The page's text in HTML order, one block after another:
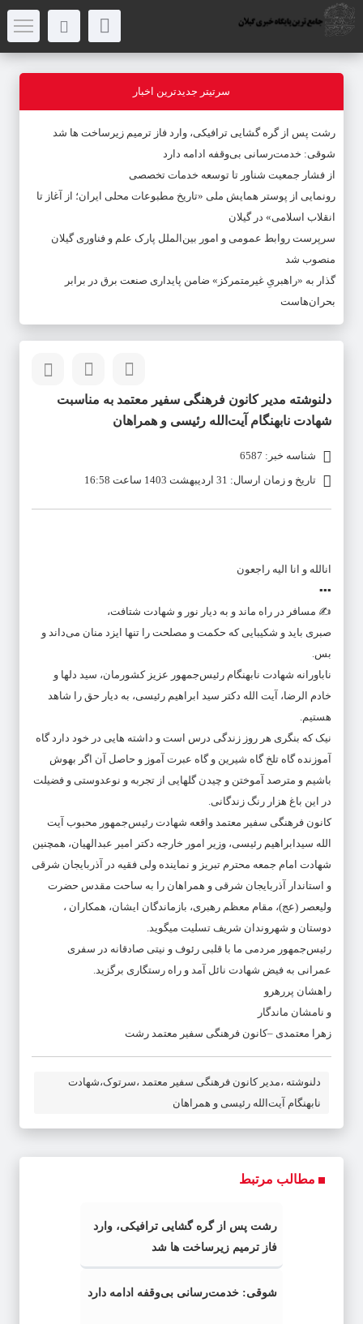
سرتیتر جدیدترین اخبار
رشت پس از گره گشایی ترافیکی، وارد فاز ترمیم زیرساخت ها شد
شوقی: خدمت‌رسانی بی‌وقفه ادامه دارد
از فشار جمعیت شناور تا توسعه خدمات تخصصی
رونمایی از پوستر همایش ملی «تاریخ مطبوعات محلی ایران؛ از آغاز تا
انقلاب اسلامی» در گیلان
سرپرست روابط عمومی و امور بین‌الملل پارک علم و فناوری گیلان
منصوب شد
گذار به «راهبریِ غیرمتمرکز» ضامن پایداری صنعت برق در برابر
بحران‌هاست
دلنوشته مدیر کانون فرهنگی سفیر معتمد به مناسبت
شهادت نابهنگام آیت‌الله رئیسی و همراهان
شناسه خبر: 6587
تاریخ و زمان ارسال: 31 اردیبهشت 1403 ساعت 16:58
انالله و انا الیه راجعون
▪️▪️▪️
✍️ مسافر در راه ماند و به دیار نور و شهادت شتافت،
صبری باید و شکیبایی که حکمت و مصلحت را تنها ایزد منان می‌داند و
بس.
ناباورانه شهادت نابهنگام رئیس‌جمهور عزیز کشورمان، سید دلها و
خادم الرضا، آیت الله دکتر سید ابراهیم رئیسی، به دیار حق را شاهد
هستیم.
نیک که بنگری هر روز زندگی درس است و داشته هایی در خود دارد گاه
آموزنده گاه تلخ گاه شیرین و گاه عبرت آموز و حاصل آن اگر بهوش
باشیم و مترصد آموختن و چیدن گلهایی از تجربه و نوعدوستی و فضیلت
در این باغ هزار رنگ زندگانی.
کانون فرهنگی سفیر معتمد واقعه شهادت رئیس‌جمهور محبوب آیت
الله سیدابراهیم رئیسی، وزیر امور خارجه دکتر امیر عبدالهیان، همچنین
شهادت امام جمعه محترم تبریز و نماینده ولی فقیه در آذربایجان شرقی
و استاندار آذربایجان شرقی و همراهان را به ساحت مقدس حضرت
ولیعصر (عج)، مقام معظم رهبری، بازماندگان ایشان، همکاران ،
دوستان و شهروندان شریف تسلیت میگوید.
رئیس‌جمهور مردمی ما با قلبی رئوف و نیتی صادقانه در سفری
عمرانی به فیض شهادت نائل آمد و راه رستگاری برگزید.
راهشان پررهرو
و نامشان ماندگار
زهرا معتمدی –کانون فرهنگی سفیر معتمد رشت
دلنوشته ،مدیر کانون فرهنگی سفیر معتمد ،سرتوک،شهادت
نابهنگام آیت‌الله رئیسی و همراهان
مطالب مرتبط
رشت پس از گره گشایی ترافیکی، وارد
فاز ترمیم زیرساخت ها شد
شوقی: خدمت‌رسانی بی‌وقفه ادامه دارد